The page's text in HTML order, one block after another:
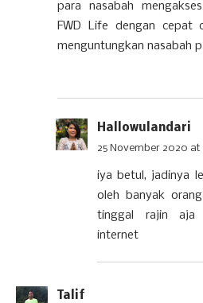
para nasabah
FWD Life dengan cepat
menguntungkan nasabah
Hallowulandari
25 November 2020 at
iya betul, jadinya
oleh banyak
tinggal rajin aja
internet
Talif